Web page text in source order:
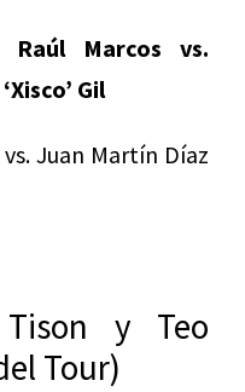
Marcos vs.
Gil
Juan Martín Díaz
y Teo
Tour)